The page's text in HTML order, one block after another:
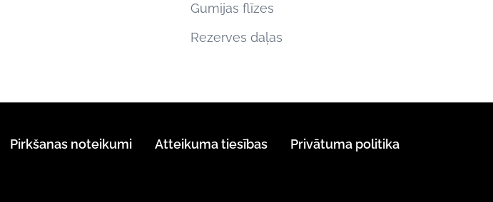
Gumijas flīzes
Rezerves daļas
Pirkšanas noteikumi Atteikuma tiesības
Privātuma politika